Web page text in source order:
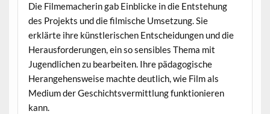
Die Filmemacherin gab Einblicke in die Entstehung
des Projekts und die filmische Umsetzung. Sie
erklärte ihre künstlerischen Entscheidungen und die
Herausforderungen, ein so sensibles Thema mit
Jugendlichen zu bearbeiten. Ihre pädagogische
Herangehensweise machte deutlich, wie Film als
Medium der Geschichtsvermittlung funktionieren
kann.